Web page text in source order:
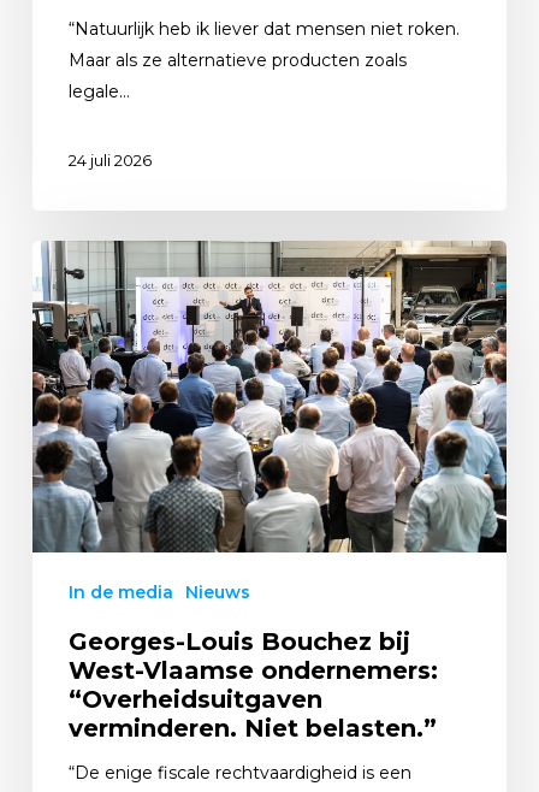
“Natuurlijk heb ik liever dat mensen niet roken.
Maar als ze alternatieve producten zoals
legale…
24 juli 2026
In de media Nieuws
Georges-Louis Bouchez bij
West-Vlaamse ondernemers:
“Overheidsuitgaven
verminderen. Niet belasten.”
“De enige fiscale rechtvaardigheid is een